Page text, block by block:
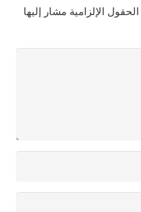
الحقول الإلزامية مشار إليها